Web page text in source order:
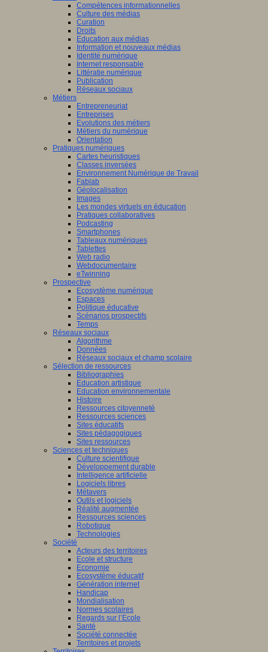
Compétences informationnelles
Culture des médias
Curation
Droits
Education aux médias
Information et nouveaux médias
Identité numérique
Internet responsable
Littératie numérique
Publication
Réseaux sociaux
Métiers
Entrepreneuriat
Entreprises
Evolutions des métiers
Métiers du numérique
Orientation
Pratiques numériques
Cartes heuristiques
Classes inversées
Environnement Numérique de Travail
Fablab
Géolocalisation
Images
Les mondes virtuels en éducation
Pratiques collaboratives
Podcasting
Smartphones
Tableaux numériques
Tablettes
Web radio
Webdocumentaire
eTwinning
Prospective
Ecosystème numérique
Espaces
Politique éducative
Scénarios prospectifs
Temps
Réseaux sociaux
Algorithme
Données
Réseaux sociaux et champ scolaire
Sélection de ressources
Bibliographies
Education artistique
Education environnementale
Histoire
Ressources citoyenneté
Ressources sciences
Sites éducatifs
Sites pédagogiques
Sites ressources
Sciences et techniques
Culture scientifique
Développement durable
Intelligence artificielle
Logiciels libres
Métavers
Outils et logiciels
Réalité augmentée
Ressources sciences
Robotique
Technologies
Société
Acteurs des territoires
Ecole et structure
Economie
Ecosystème éducatif
Génération internet
Handicap
Mondialisation
Normes scolaires
Regards sur l’Ecole
Santé
Société connectée
Territoires et projets